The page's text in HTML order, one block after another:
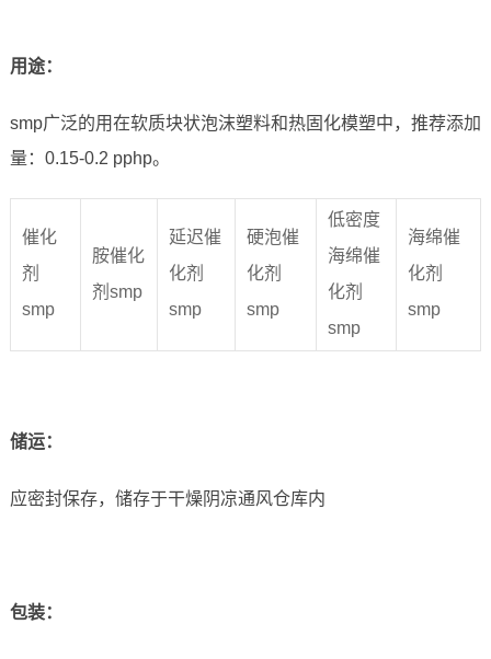
用途：
smp广泛的用在软质块状泡沫塑料和热固化模塑中，推荐添加
量：0.15-0.2 pphp。
催化
剂
smp
胺催化
剂smp
延迟催
化剂
smp
硬泡催
化剂
smp
低密度
海绵催
化剂
smp
海绵催
化剂
smp
储运：
应密封保存，储存于干燥阴凉通风仓库内
包装：